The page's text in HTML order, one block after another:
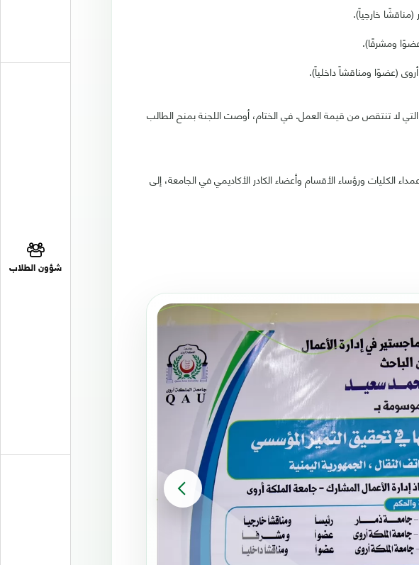
شؤون الطلاب
خارجياً).
ومشرفًا).
(عضوًا ومناقشاً داخلياً).
لا تنتقص من قيمة العمل. في الختام، أوصت اللجنة بمنح الطالب
الكليات ورؤساء الأقسام وأعضاء الكادر الأكاديمي في الجامعة، إلى